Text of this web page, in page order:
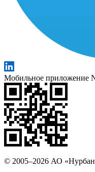
Мобильное приложение
© 2005–2026 АО